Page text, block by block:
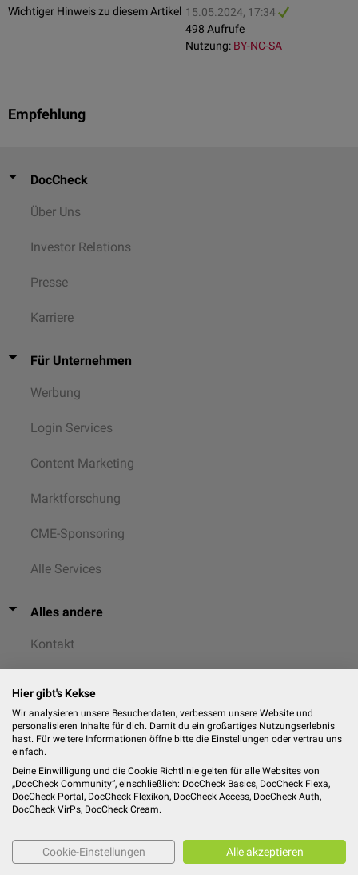
Wichtiger Hinweis zu diesem Artikel 15.05.2024, 17:34
498 Aufrufe
Nutzung: BY-NC-SA
Empfehlung
DocCheck
Über Uns
Investor Relations
Presse
Karriere
Für Unternehmen
Werbung
Login Services
Content Marketing
Marktforschung
CME-Sponsoring
Alle Services
Alles andere
Kontakt
Datenschutz
Cookies
Impressum
© 2026DocCheck Community GmbH
Hier gibt's Kekse
Wir analysieren unsere Besucherdaten, verbessern unsere Website und
personalisieren Inhalte für dich. Damit du ein großartiges Nutzungserlebnis
hast. Für weitere Informationen öffne bitte die Einstellungen oder vertrau uns
einfach.
Deine Einwilligung und die Cookie Richtlinie gelten für alle Websites von
„DocCheck Community“, einschließlich: DocCheck Basics, DocCheck Flexa,
DocCheck Portal, DocCheck Flexikon, DocCheck Access, DocCheck Auth,
DocCheck VirPs, DocCheck Cream.
Cookie-Einstellungen Alle akzeptieren